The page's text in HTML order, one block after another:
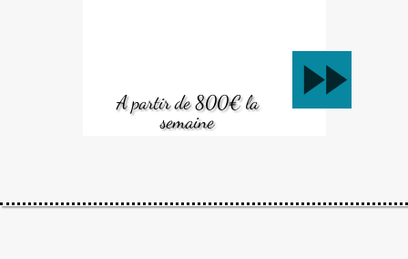
fast_forward
A partir de 800€ la
semaine